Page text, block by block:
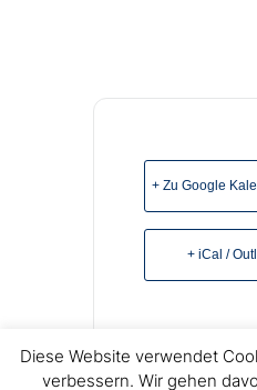
+ Zu Google
+ iCal /
Diese Website verwendet
verbessern. Wir gehen